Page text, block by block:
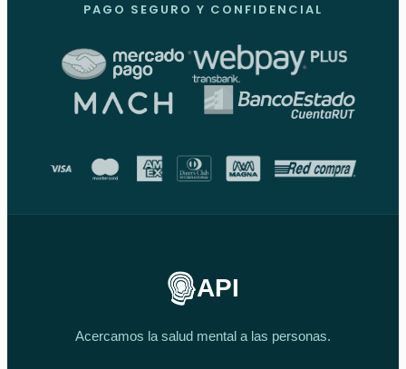
PAGO SEGURO Y CONFIDENCIAL
API
Acercamos la salud mental a las personas.